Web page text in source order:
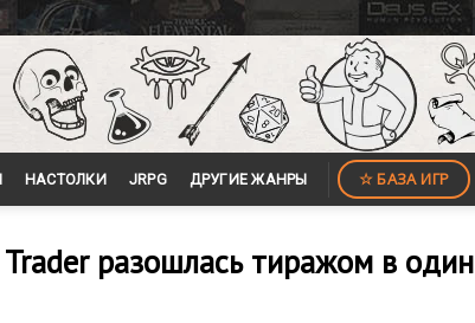
НАСТОЛКИ JRPG ДРУГИЕ ЖАНРЫ ☆ БАЗА ИГР
разошлась тиражом в один